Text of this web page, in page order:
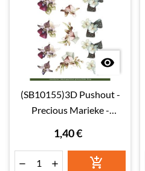

(SB10155)3D Pushout -
Precious Marieke -
1,40 €
  